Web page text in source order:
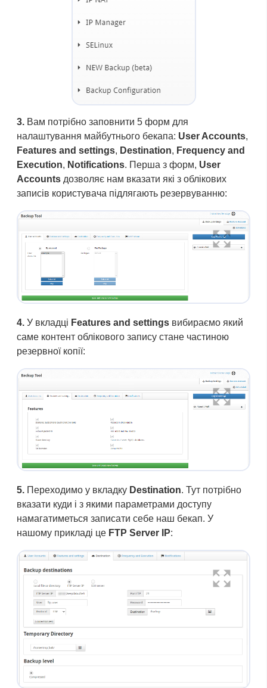
3. Вам потрібно заповнити 5 форм для
налаштування майбутнього бекапа: User Accounts,
Features and settings, Destination, Frequency and
Execution, Notifications. Перша з форм, User
Accounts дозволяє нам вказати які з облікових
записів користувача підлягають резервуванню:
4. У вкладці Features and settings вибираємо який
саме контент облікового запису стане частиною
резервної копії:
5. Переходимо у вкладку Destination. Тут потрібно
вказати куди і з якими параметрами доступу
намагатиметься записати себе наш бекап. У
нашому прикладі це FTP Server IP: